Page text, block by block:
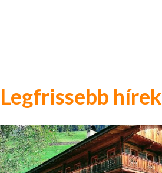
Legfrissebb hírek